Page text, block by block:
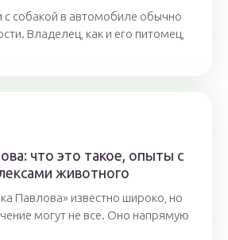
с собакой в автомобиле обычно
Владелец, как и его питомец,
что это такое, опыты с
животного
Павлова» известно широко, но
могут не все. Оно напрямую